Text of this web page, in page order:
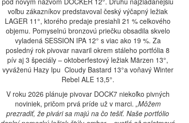
voľbu zákazníkov predstavoval český výčapný ležiak
LAGER 11°, ktorého predaje presiahli 21 % celkového
objemu. Pomyselnú bronzovú priečku obsadila skvelo
vyladená SESSION IPA 12° s viac ako 19 %. Za
posledný rok pivovar navaril okrem stáleho portfólia 8
pív aj 3 špeciály – oktoberfestový ležiak Märzen 13°,
vyváženú Hazy Ipu Cloudy Bastard 13°a voňavý Winter
Rebel ALE 13,5°.
V roku 2026 plánuje pivovar DOCK7 niekoľko pivných
noviniek, pričom prvá príde už v marci. „Môžem
prezradiť, že pivári sa majú na čo tešiť. Naše portfólio